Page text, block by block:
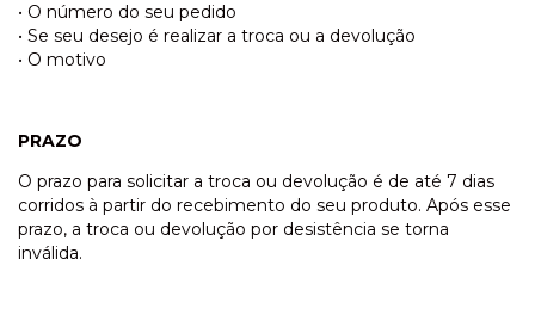
• O número do seu pedido
• Se seu desejo é realizar a troca ou a devolução
• O motivo
PRAZO
O prazo para solicitar a troca ou devolução é de até 7 dias
corridos à partir do recebimento do seu produto. Após esse
prazo, a troca ou devolução por desistência se torna
inválida.